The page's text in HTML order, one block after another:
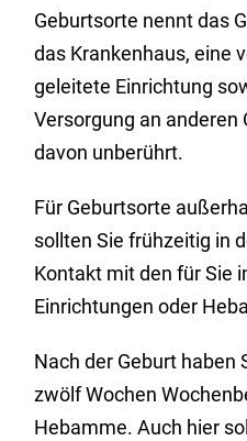
Geburtsorte nennt das
das Krankenhaus, eine
geleitete Einrichtung
Versorgung an anderen
davon unberührt.
Für Geburtsorte
sollten Sie frühzeitig in
Kontakt mit den für Sie
Einrichtungen oder
Nach der Geburt haben
zwölf Wochen
Hebamme. Auch hier